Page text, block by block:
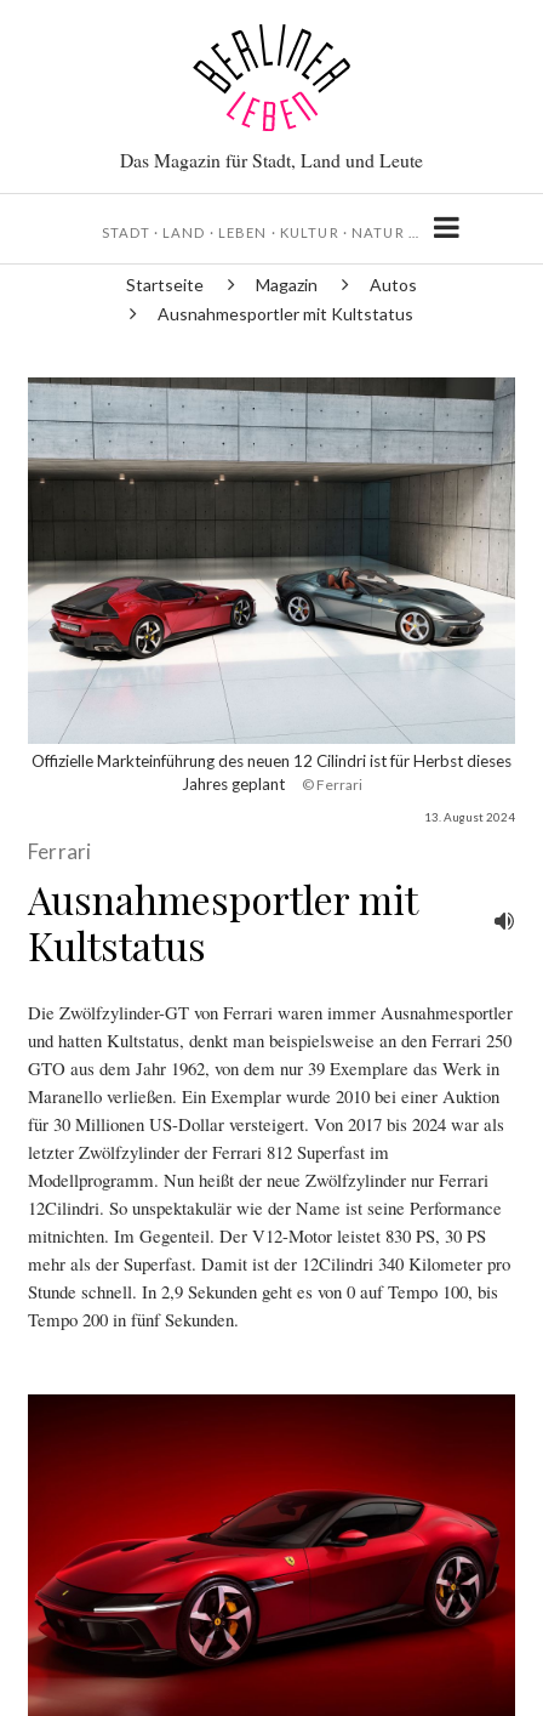
Das Magazin für Stadt, Land und Leute
STADT · LAND · LEBEN · KULTUR · NATUR …
Pfadnavigation
Startseite Magazin
Autos
Ausnahmesportler mit Kultstatus
Offizielle Markteinführung des neuen 12 Cilindri ist für Herbst dieses
Jahres geplant
© Ferrari
13. August 2024
Ferrari
Ausnahmesportler mit
Kultstatus
Die Zwölfzylinder-GT von Ferrari waren immer Ausnahmesportler
und hatten Kultstatus, denkt man beispielsweise an den Ferrari 250
GTO aus dem Jahr 1962, von dem nur 39 Exemplare das Werk in
Maranello verließen. Ein Exemplar wurde 2010 bei einer Auktion
für 30 Millionen US-Dollar versteigert. Von 2017 bis 2024 war als
letzter Zwölfzylinder der Ferrari 812 Superfast im
Modellprogramm. Nun heißt der neue Zwölfzylinder nur Ferrari
12Cilindri. So unspektakulär wie der Name ist seine Performance
mitnichten. Im Gegenteil. Der V12-Motor leistet 830 PS, 30 PS
mehr als der Superfast. Damit ist der 12Cilindri 340 Kilometer pro
Stunde schnell. In 2,9 Sekunden geht es von 0 auf Tempo 100, bis
Tempo 200 in fünf Sekunden.